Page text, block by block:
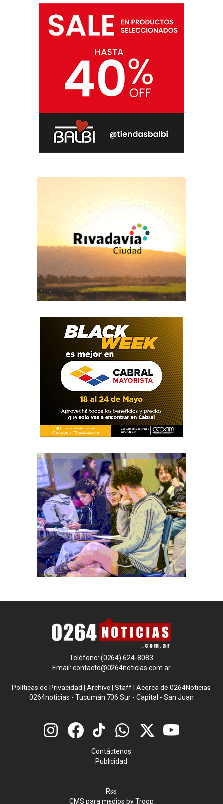
Teléfono: (0264) 624-8083
Email: contacto@0264noticias.com.ar
Políticas de Privacidad |Archivo |Staff |Acerca de 0264Noticias
0264noticias - Tucumán 706 Sur - Capital - San Juan
Contáctenos
Publicidad
Rss
CMS para medios byTroop